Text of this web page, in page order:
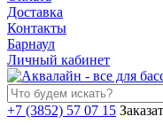
Доставка
Контакты
Барнаул
Личный кабинет
+7 (3852) 57 07 15